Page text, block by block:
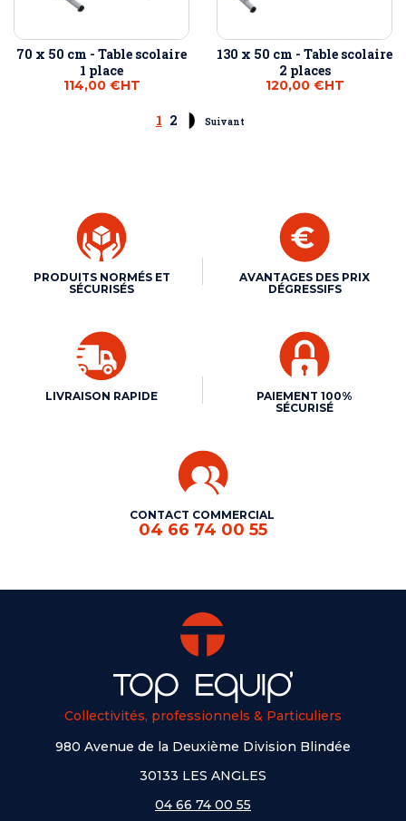
70 x 50 cm - Table scolaire
1 place
114,00 €HT
130 x 50 cm - Table scolaire
2 places
120,00 €HT
1 2 Suivant
PRODUITS NORMÉS ET
SÉCURISÉS
AVANTAGES DES PRIX
DÉGRESSIFS
LIVRAISON RAPIDE
PAIEMENT 100%
SÉCURISÉ
CONTACT COMMERCIAL
04 66 74 00 55
Collectivités, professionnels & Particuliers
980 Avenue de la Deuxième Division Blindée
30133 LES ANGLES
04 66 74 00 55